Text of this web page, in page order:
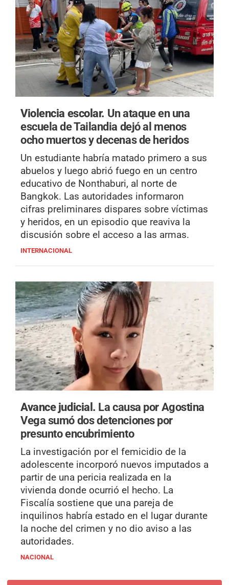
Violencia escolar. Un ataque en una
escuela de Tailandia dejó al menos
ocho muertos y decenas de heridos
Un estudiante habría matado primero a sus
abuelos y luego abrió fuego en un centro
educativo de Nonthaburi, al norte de
Bangkok. Las autoridades informaron
cifras preliminares dispares sobre víctimas
y heridos, en un episodio que reaviva la
discusión sobre el acceso a las armas.
INTERNACIONAL
Avance judicial. La causa por Agostina
Vega sumó dos detenciones por
presunto encubrimiento
La investigación por el femicidio de la
adolescente incorporó nuevos imputados a
partir de una pericia realizada en la
vivienda donde ocurrió el hecho. La
Fiscalía sostiene que una pareja de
inquilinos habría estado en el lugar durante
la noche del crimen y no dio aviso a las
autoridades.
NACIONAL